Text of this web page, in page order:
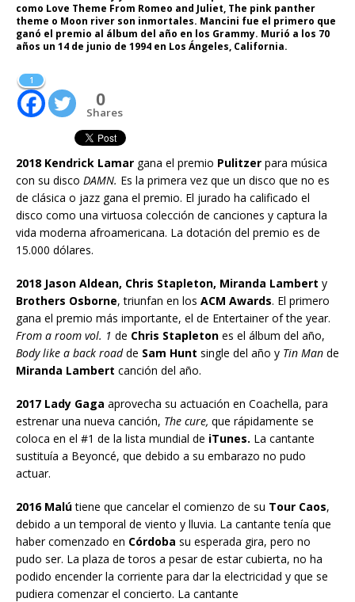
como Love Theme From Romeo and Juliet, The pink panther
theme o Moon river son inmortales. Mancini fue el primero que
ganó el premio al álbum del año en los Grammy. Murió a los 70
años un 14 de junio de 1994 en Los Ángeles, California.
1
0
Shares
2018 Kendrick Lamar gana el premio Pulitzer para música
con su disco DAMN. Es la primera vez que un disco que no es
de clásica o jazz gana el premio. El jurado ha calificado el
disco como una virtuosa colección de canciones y captura la
vida moderna afroamericana. La dotación del premio es de
15.000 dólares.
2018 Jason Aldean, Chris Stapleton, Miranda Lambert y
Brothers Osborne, triunfan en los ACM Awards. El primero
gana el premio más importante, el de Entertainer of the year.
From a room vol. 1 de Chris Stapleton es el álbum del año,
Body like a back roadde Sam Hunt single del año y Tin Man de
Miranda Lambert canción del año.
2017 Lady Gaga aprovecha su actuación en Coachella, para
estrenar una nueva canción, The cure, que rápidamente se
coloca en el #1 de la lista mundial de iTunes. La cantante
sustituía a Beyoncé, que debido a su embarazo no pudo
actuar.
2016 Malútiene que cancelar el comienzo de su Tour Caos,
debido a un temporal de viento y lluvia. La cantante tenía que
haber comenzado en Córdoba su esperada gira, pero no
pudo ser. La plaza de toros a pesar de estar cubierta, no ha
podido encender la corriente para dar la electricidad y que se
pudiera comenzar el concierto. La cantante